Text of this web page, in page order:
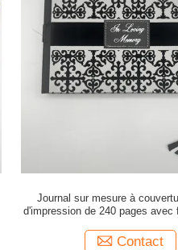
Journal sur mesure à
d'impression de 240 pages avec
Contact